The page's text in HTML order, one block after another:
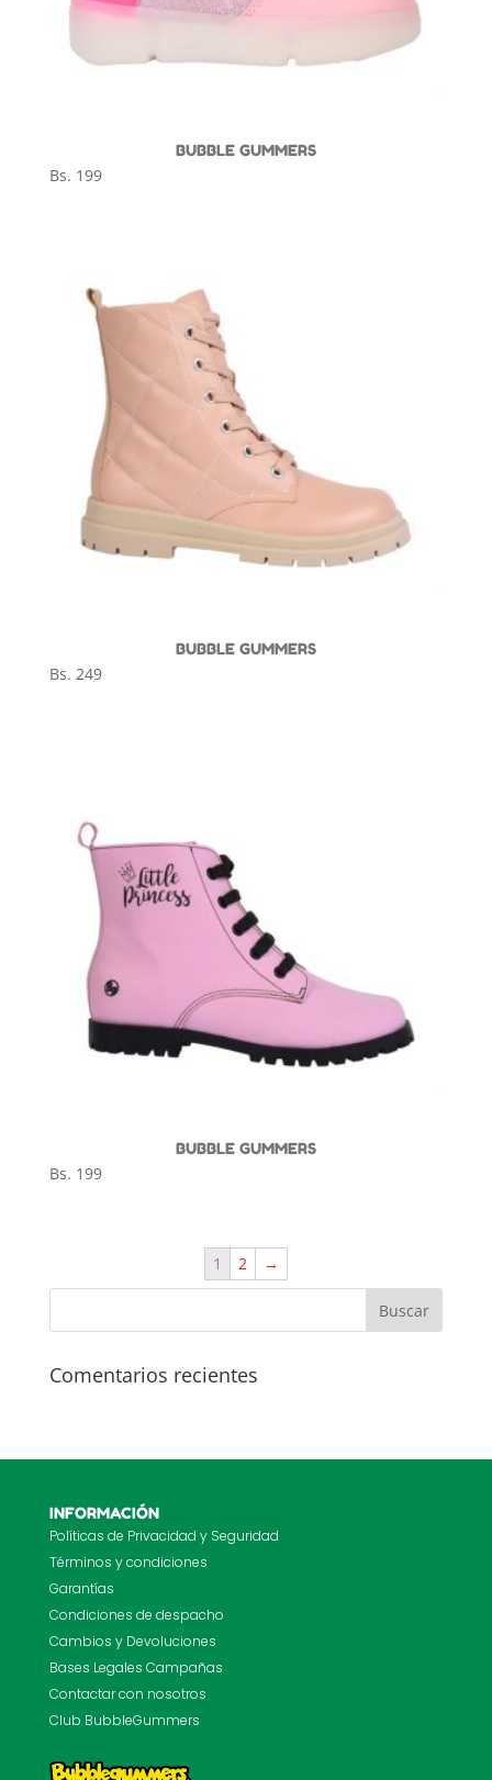
BUBBLE GUMMERS
Bs. 199
BUBBLE GUMMERS
Bs. 249
BUBBLE GUMMERS
Bs. 199
1 2 →
Comentarios recientes
INFORMACIÓN
Políticas de Privacidad y Seguridad
Términos y condiciones
Garantías
Condiciones de despacho
Cambios y Devoluciones
Bases Legales Campañas
Contactar con nosotros
Club BubbleGummers